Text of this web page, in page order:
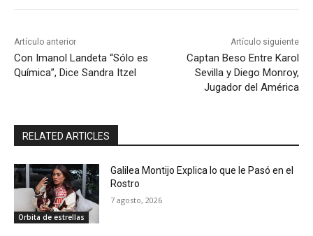
Artículo anterior
Con Imanol Landeta “Sólo es
Química”, Dice Sandra Itzel
Artículo siguiente
Captan Beso Entre Karol
Sevilla y Diego Monroy,
Jugador del América
RELATED ARTICLES
Orbita de estrellas
Galilea Montijo Explica lo que le Pasó en el
Rostro
7 agosto, 2026